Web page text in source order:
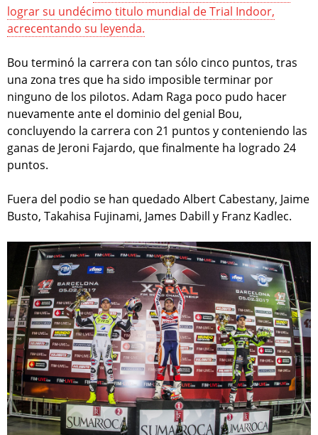
lograr su undécimo titulo mundial de Trial Indoor,
acrecentando su leyenda.
Bou terminó la carrera con tan sólo cinco puntos, tras
una zona tres que ha sido imposible terminar por
ninguno de los pilotos. Adam Raga poco pudo hacer
nuevamente ante el dominio del genial Bou,
concluyendo la carrera con 21 puntos y conteniendo las
ganas de Jeroni Fajardo, que finalmente ha logrado 24
puntos.
Fuera del podio se han quedado Albert Cabestany, Jaime
Busto, Takahisa Fujinami, James Dabill y Franz Kadlec.